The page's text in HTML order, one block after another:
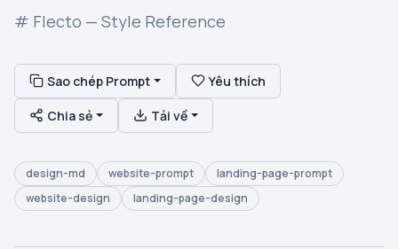
# Flecto — Style Reference
Sao chép Prompt Yêu thích
Chia sẻ Tải về
design-md website-prompt
landing-page-prompt
website-design
landing-page-design